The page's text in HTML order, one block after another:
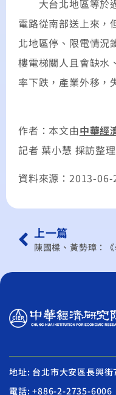
大台北地區等於
電路從南部送上來，
北地區停、限電情況
樓電梯關人且會缺水
率下跌，產業外移，
作者：本文由中華經
記者 葉小慧 採訪整理
資料來源：2013-
上一篇
地址: 台北市大安區長興街
電話: +886-2-2735-6006